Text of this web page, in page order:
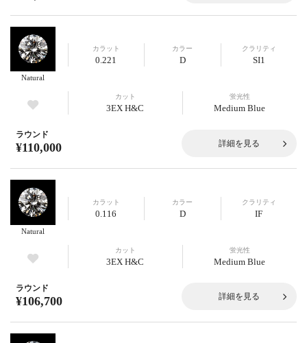
Natural
カラット
0.221
カラー
D
クラリティ
SI1
カット
3EX H&C
蛍光性
Medium Blue
ラウンド
¥110,000 詳細を見る
Natural
カラット
0.116
カラー
D
クラリティ
IF
カット
3EX H&C
蛍光性
Medium Blue
ラウンド
¥106,700 詳細を見る